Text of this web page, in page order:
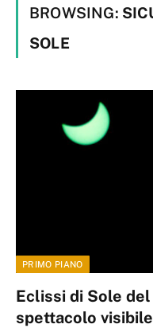
BROWSING:
SOLE
PRIMO PIANO
Eclissi di Sole
spettacolo